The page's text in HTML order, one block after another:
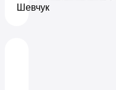
Шевчук